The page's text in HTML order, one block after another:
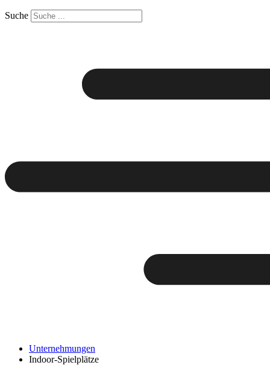
Suche
Unternehmungen
Indoor-Spielplätze